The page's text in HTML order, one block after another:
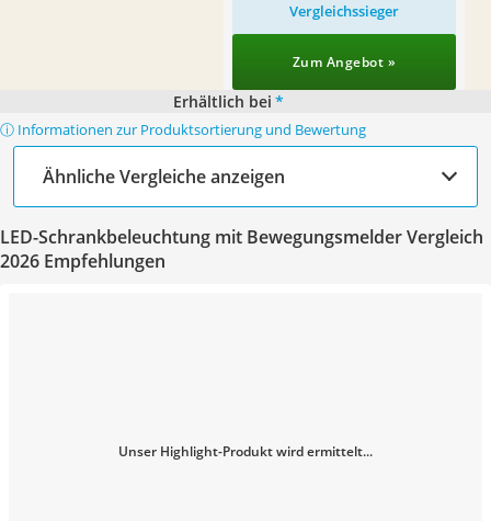
Vergleichssieger
Zum Angebot »
Erhältlich bei *
ⓘ Informationen zur Produktsortierung und Bewertung
Ähnliche Vergleiche anzeigen
LED-Schrankbeleuchtung mit Bewegungsmelder Vergleich
2026 Empfehlungen
Unser Highlight-Produkt wird ermittelt...